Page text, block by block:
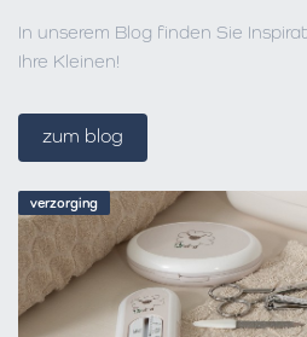
verzorging
In unserem Blog finden Sie
Ihre Kleinen!
zum blog